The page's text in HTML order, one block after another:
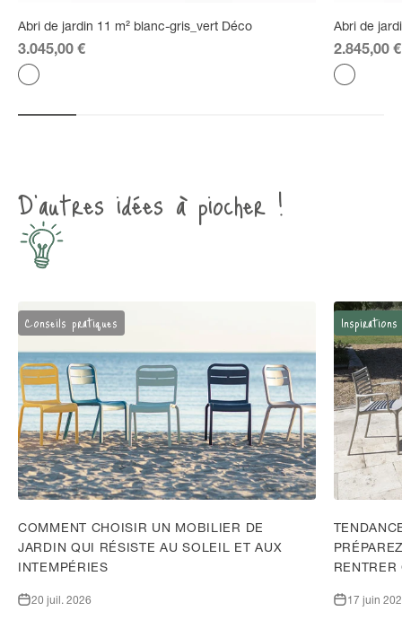
Abri de jardin 11 m² blanc-gris_vert Déco
Prix de vente
3.045,00 €
Couleur
blanc-liserets gris-vert
Abri de
Prix de
2.845,00 €
Couleur
Gris-bleu
D’autres idées à piocher !
Conseils pratiques
COMMENT CHOISIR UN MOBILIER DE
JARDIN QUI RÉSISTE AU SOLEIL ET AUX
INTEMPÉRIES
20 juil. 2026
Inspirations
17 juin